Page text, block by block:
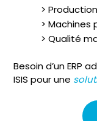
>
> Machines
> Qualité
Besoin d’un ERP
ISIS pour une